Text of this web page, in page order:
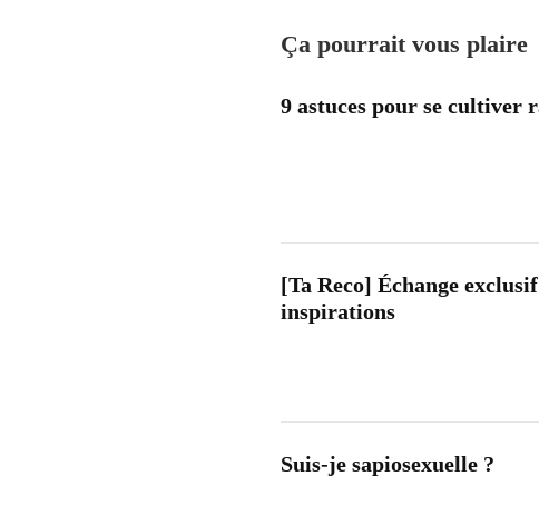
Ça pourrait vous plaire
9 astuces pour se cultiver
[Ta Reco] Échange
inspirations
Suis-je sapiosexuelle ?